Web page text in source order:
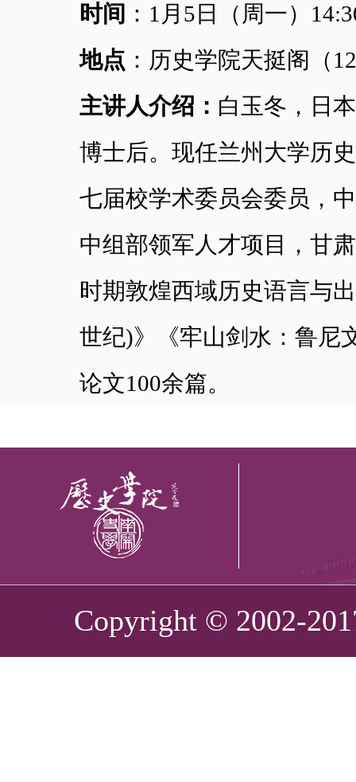
时间 ：1月5日（周一）
地点 ：历史学院天挺阁（
主讲人介绍： 白玉冬，日
博士后。现任兰州大学历
七届校学术委员会委员，
中组部领军人才项目，甘
时期敦煌西域历史语言与
世纪)》《牢山剑水：鲁尼
论文100余篇。
Copyright © 2002-